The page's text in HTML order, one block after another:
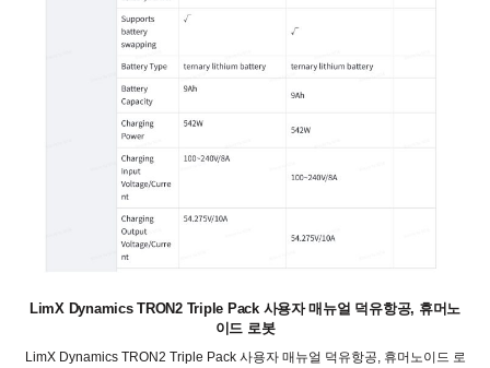
LimX Dynamics TRON2 Triple Pack 사용자 매뉴얼 덕유항공, 휴머노
이드 로봇
LimX Dynamics TRON2 Triple Pack 사용자 매뉴얼 덕유항공, 휴머노이드 로